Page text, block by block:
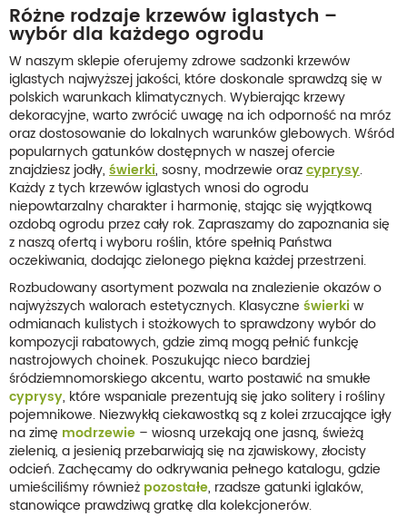
Różne rodzaje krzewów iglastych –
wybór dla każdego ogrodu
W naszym sklepie oferujemy zdrowe sadzonki krzewów
iglastych najwyższej jakości, które doskonale sprawdzą się w
polskich warunkach klimatycznych. Wybierając krzewy
dekoracyjne, warto zwrócić uwagę na ich odporność na mróz
oraz dostosowanie do lokalnych warunków glebowych. Wśród
popularnych gatunków dostępnych w naszej ofercie
znajdziesz jodły, świerki, sosny, modrzewie orazcyprysy.
Każdy z tych krzewów iglastych wnosi do ogrodu
niepowtarzalny charakter i harmonię, stając się wyjątkową
ozdobą ogrodu przez cały rok. Zapraszamy do zapoznania się
z naszą ofertą i wyboru roślin, które spełnią Państwa
oczekiwania, dodając zielonego piękna każdej przestrzeni.
Rozbudowany asortyment pozwala na znalezienie okazów o
najwyższych walorach estetycznych. Klasyczne świerkiw
odmianach kulistych i stożkowych to sprawdzony wybór do
kompozycji rabatowych, gdzie zimą mogą pełnić funkcję
nastrojowych choinek. Poszukując nieco bardziej
śródziemnomorskiego akcentu, warto postawić na smukłe
cyprysy, które wspaniale prezentują się jako solitery i rośliny
pojemnikowe. Niezwykłą ciekawostką są z kolei zrzucające igły
na zimę modrzewie – wiosną urzekają one jasną, świeżą
zielenią, a jesienią przebarwiają się na zjawiskowy, złocisty
odcień. Zachęcamy do odkrywania pełnego katalogu, gdzie
umieściliśmy również pozostałe, rzadsze gatunki iglaków,
stanowiące prawdziwą gratkę dla kolekcjonerów.